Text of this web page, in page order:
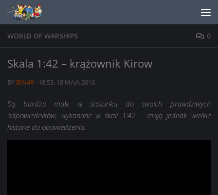
Skip to content
WORLD OF WARSHIPS 0
Skala 1:42 – krążownik Kirow
BY BIN4R · 18:53, 18 MAJA 2016
Są bardzo małe w stosunku do swoich prawdziwych
odpowiedników, wykonane w skali 1:42 – mają jednak wielkie
historie do opowiedzenia.